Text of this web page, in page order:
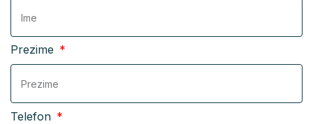
Prezime
Telefon